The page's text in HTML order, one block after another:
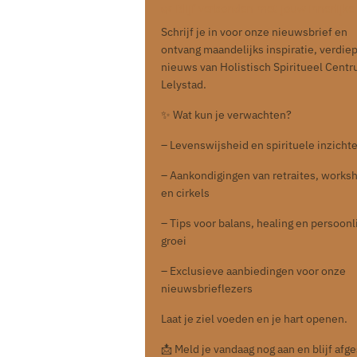
Schrijf je in voor onze nieuwsbrief en
ontvang maandelijks inspiratie,
nieuws van Holistisch Spiritueel
Lelystad.
✨ Wat kun je verwachten?
– Levenswijsheid en spirituele
– Aankondigingen van retraites,
en cirkels
– Tips voor balans, healing en
groei
– Exclusieve aanbiedingen voor onze
nieuwsbrieflezers
Laat je ziel voeden en je hart openen.
📩 Meld je vandaag nog aan en blijf